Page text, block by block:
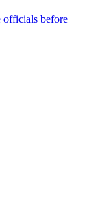
officials before